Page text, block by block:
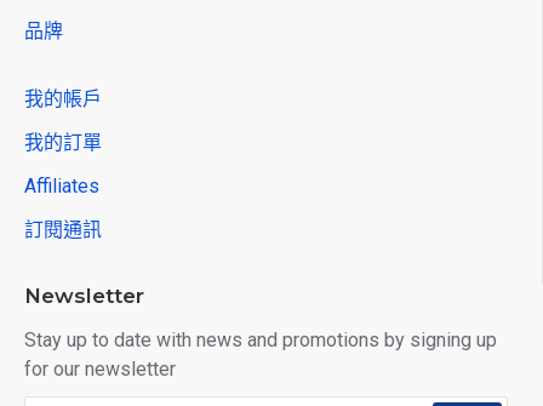
品牌
我的帳戶
我的訂單
Affiliates
訂閱通訊
Newsletter
Stay up to date with news and promotions by signing up
for our newsletter